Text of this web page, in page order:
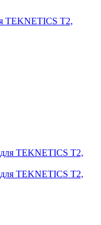
TEKNETICS T2,